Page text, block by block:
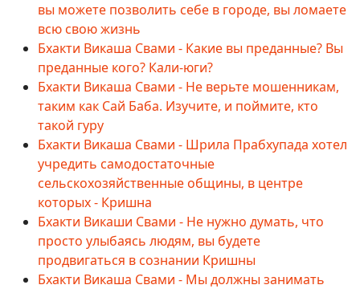
вы можете позволить себе в городе, вы ломаете
всю свою жизнь
Бхакти Викаша Свами - Какие вы преданные? Вы
преданные кого? Кали-юги?
Бхакти Викаша Свами - Не верьте мошенникам,
таким как Сай Баба. Изучите, и поймите, кто
такой гуру
Бхакти Викаша Свами - Шрила Прабхупада хотел
учредить самодостаточные
сельскохозяйственные общины, в центре
которых - Кришна
Бхакти Викаши Свами - Не нужно думать, что
просто улыбаясь людям, вы будете
продвигаться в сознании Кришны
Бхакти Викаша Свами - Мы должны занимать